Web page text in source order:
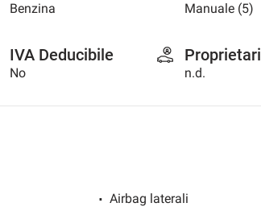
Benzina Manuale (5)
IVA Deducibile
No
Proprietari
n.d.
Airbag laterali